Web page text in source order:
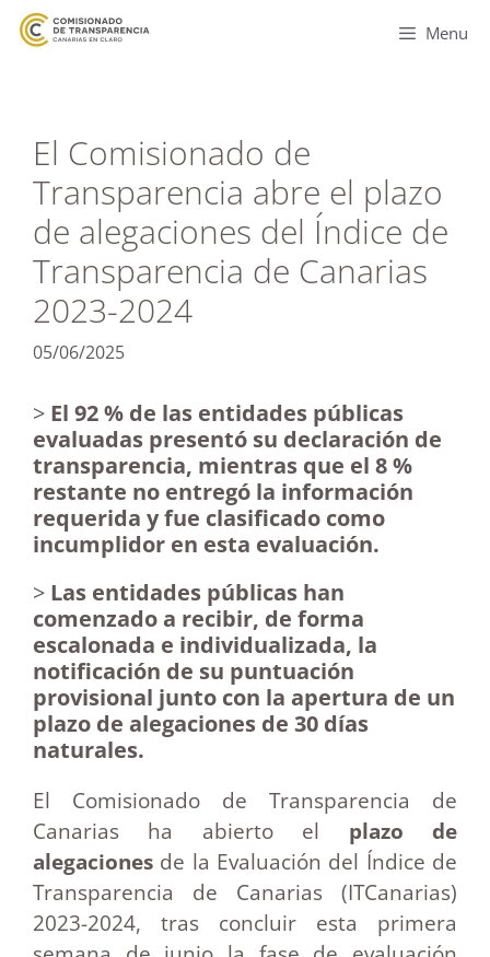
Menu
El Comisionado de
Transparencia abre el plazo
de alegaciones del Índice de
Transparencia de Canarias
2023-2024
05/06/2025
> El 92 % de las entidades públicas
evaluadas presentó su declaración de
transparencia, mientras que el 8 %
restante no entregó la información
requerida y fue clasificado como
incumplidor en esta evaluación.
> Las entidades públicas han
comenzado a recibir, de forma
escalonada e individualizada, la
notificación de su puntuación
provisional junto con la apertura de un
plazo de alegaciones de 30 días
naturales.
El Comisionado de Transparencia de
Canarias ha abierto el plazo de
alegaciones de la Evaluación del Índice de
Transparencia de Canarias (ITCanarias)
2023-2024, tras concluir esta primera